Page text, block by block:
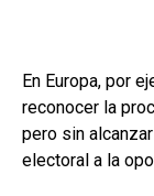
En Europa, por
reconocer la
pero sin
electoral a la